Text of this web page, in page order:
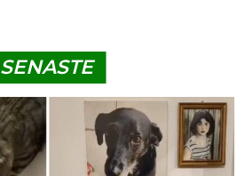
SENASTE